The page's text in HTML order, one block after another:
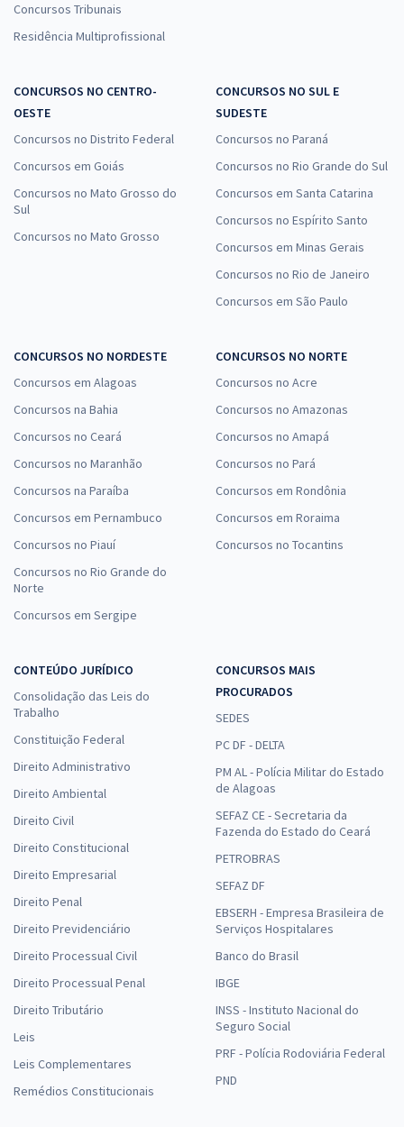
Concursos Tribunais
Residência Multiprofissional
CONCURSOS NO CENTRO-
OESTE
Concursos no Distrito Federal
Concursos em Goiás
Concursos no Mato Grosso do
Sul
Concursos no Mato Grosso
CONCURSOS NO SUL E
SUDESTE
Concursos no Paraná
Concursos no Rio Grande do Sul
Concursos em Santa Catarina
Concursos no Espírito Santo
Concursos em Minas Gerais
Concursos no Rio de Janeiro
Concursos em São Paulo
CONCURSOS NO NORDESTE
Concursos em Alagoas
Concursos na Bahia
Concursos no Ceará
Concursos no Maranhão
Concursos na Paraíba
Concursos em Pernambuco
Concursos no Piauí
Concursos no Rio Grande do
Norte
Concursos em Sergipe
CONCURSOS NO NORTE
Concursos no Acre
Concursos no Amazonas
Concursos no Amapá
Concursos no Pará
Concursos em Rondônia
Concursos em Roraima
Concursos no Tocantins
CONTEÚDO JURÍDICO
Consolidação das Leis do
Trabalho
Constituição Federal
Direito Administrativo
Direito Ambiental
Direito Civil
Direito Constitucional
Direito Empresarial
Direito Penal
Direito Previdenciário
Direito Processual Civil
Direito Processual Penal
Direito Tributário
Leis
Leis Complementares
Remédios Constitucionais
CONCURSOS MAIS
PROCURADOS
SEDES
PC DF - DELTA
PM AL - Polícia Militar do Estado
de Alagoas
SEFAZ CE - Secretaria da
Fazenda do Estado do Ceará
PETROBRAS
SEFAZ DF
EBSERH - Empresa Brasileira de
Serviços Hospitalares
Banco do Brasil
IBGE
INSS - Instituto Nacional do
Seguro Social
PRF - Polícia Rodoviária Federal
PND